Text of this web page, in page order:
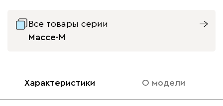
Геста
Бордовый
Все товары серии
Массе-М
Характеристики О модели